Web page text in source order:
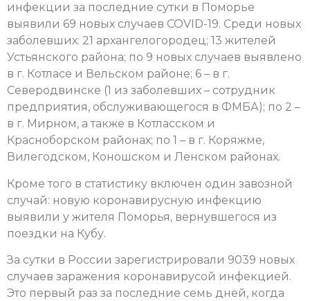
инфекции за последние сутки в Поморье
выявили 69 новых случаев COVID-19. Cреди новых
заболевших: 21 архангелогородец; 13 жителей
Устьянского района; по 9 новых случаев выявлено
в г. Котласе и Вельском районе; 6 – в г.
Северодвинске (1 из заболевших – сотрудник
предприятия, обслуживающегося в ФМБА); по 2 –
в г. Мирном, а также в Котласском и
Красноборском районах; по 1 – в г. Коряжме,
Вилегодском, Коношском и Ленском районах.
Кроме того в статистику включен один завозной
случай: новую коронавирусную инфекцию
выявили у жителя Поморья, вернувшегося из
поездки на Кубу.
За сутки в России зарегистрировали 9039 новых
случаев заражения коронавирусой инфекцией.
Это первый раз за последние семь дней, когда